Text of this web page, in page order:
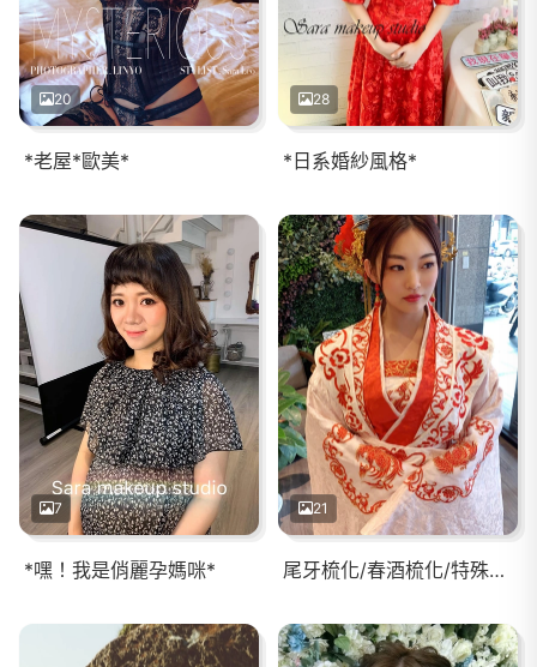
20
*老屋*歐美*
28
*日系婚紗風格*
7
*嘿！我是俏麗孕媽咪*
21
尾牙梳化/春酒梳化/特殊服裝/漢服/古裝/日本花魁